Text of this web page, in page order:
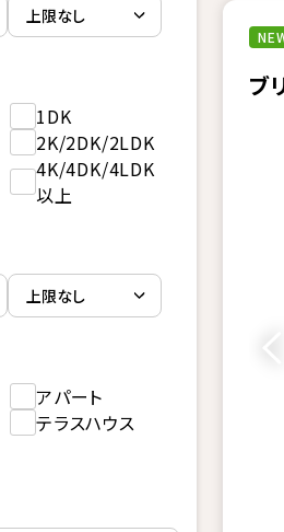
1DK
2K/2DK/2LDK
4K/4DK/4LDK
以上
アパート
テラスハウス
ブ